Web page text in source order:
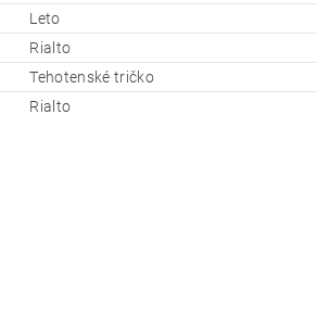
Leto
Rialto
Tehotenské tričko
Rialto